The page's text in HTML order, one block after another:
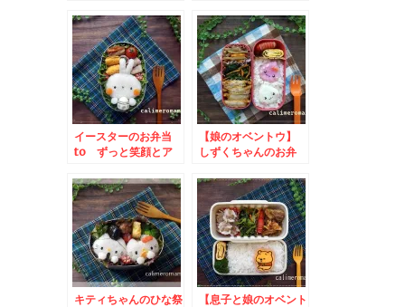
to #わたしのポッカ
レモンキャンペーン
コってフォトコンテス
ト
イースターのお弁当
to ずっと笑顔とア
ン
【娘のオベントウ】
しずくちゃんのお弁
ーズ写真投稿キャンペ
ーン
キティちゃんのひな祭
【息子と娘のオベント